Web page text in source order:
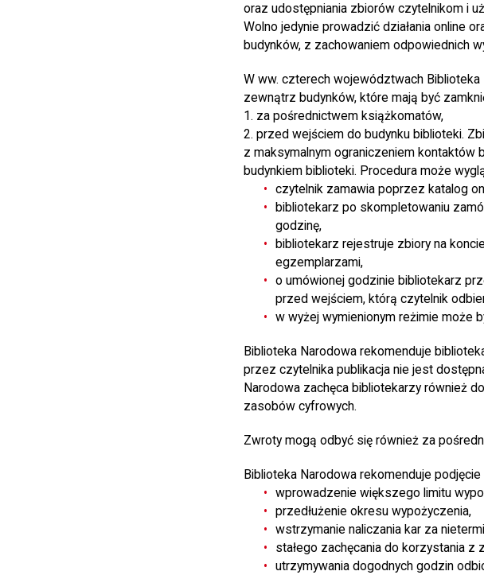
oraz udostępniania zbiorów czytelnikom i
Wolno jedynie prowadzić działania online
budynków, z zachowaniem odpowiednich
W ww. czterech województwach
zewnątrz budynków, które mają być
1. za pośrednictwem książkomatów,
2. przed wejściem do budynku biblioteki.
z maksymalnym ograniczeniem
budynkiem biblioteki. Procedura może
czytelnik zamawia poprzez katalog
bibliotekarz po skompletowaniu
godzinę,
bibliotekarz rejestruje zbiory na
egzemplarzami,
o umówionej godzinie bibliotekarz
przed wejściem, którą czytelnik
w wyżej wymienionym reżimie może
Biblioteka Narodowa rekomenduje
przez czytelnika publikacja nie jest
Narodowa zachęca bibliotekarzy również
zasobów cyfrowych.
Zwroty mogą odbyć się również za
Biblioteka Narodowa rekomenduje
wprowadzenie większego limitu
przedłużenie okresu wypożyczenia,
wstrzymanie naliczania kar za
stałego zachęcania do korzystania
utrzymywania dogodnych godzin